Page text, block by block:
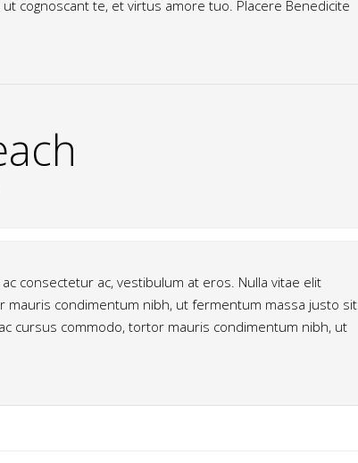
cognoscant te, et virtus amore tuo. Placere Benedicite
consectetur ac, vestibulum at eros. Nulla vitae elit
mauris condimentum nibh, ut fermentum massa justo sit
cursus commodo, tortor mauris condimentum nibh, ut